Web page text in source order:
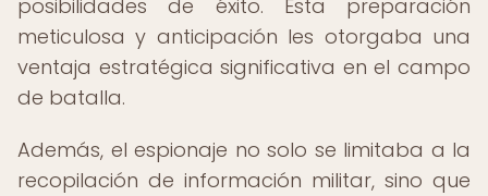
posibilidades de éxito. Esta preparación
meticulosa y anticipación les otorgaba una
ventaja estratégica significativa en el campo
de batalla.
Además, el espionaje no solo se limitaba a la
recopilación de información militar, sino que